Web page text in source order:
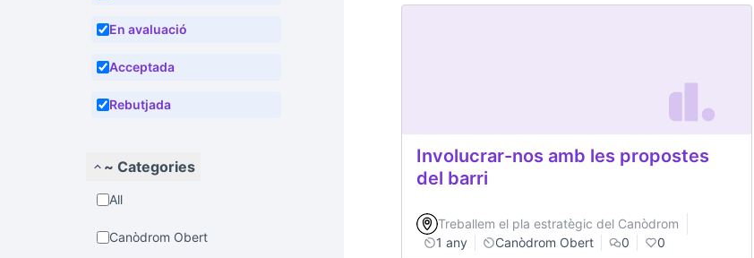
En avaluació
Acceptada
Rebutjada
~ Categories
All
Canòdrom Obert
Involucrar-nos amb les propostes
del barri
Treballem el pla estratègic del Canòdrom
1 any
Canòdrom Obert 0 0